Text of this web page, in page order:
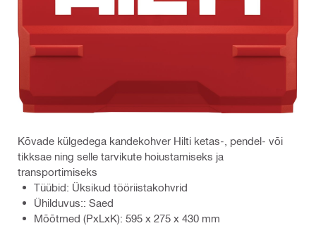
Kõvade külgedega kandekohver Hilti ketas-, pendel- või
tikksae ning selle tarvikute hoiustamiseks ja
transportimiseks
Tüübid: Üksikud tööriistakohvrid
Ühilduvus:: Saed
Mõõtmed (PxLxK): 595 x 275 x 430 mm